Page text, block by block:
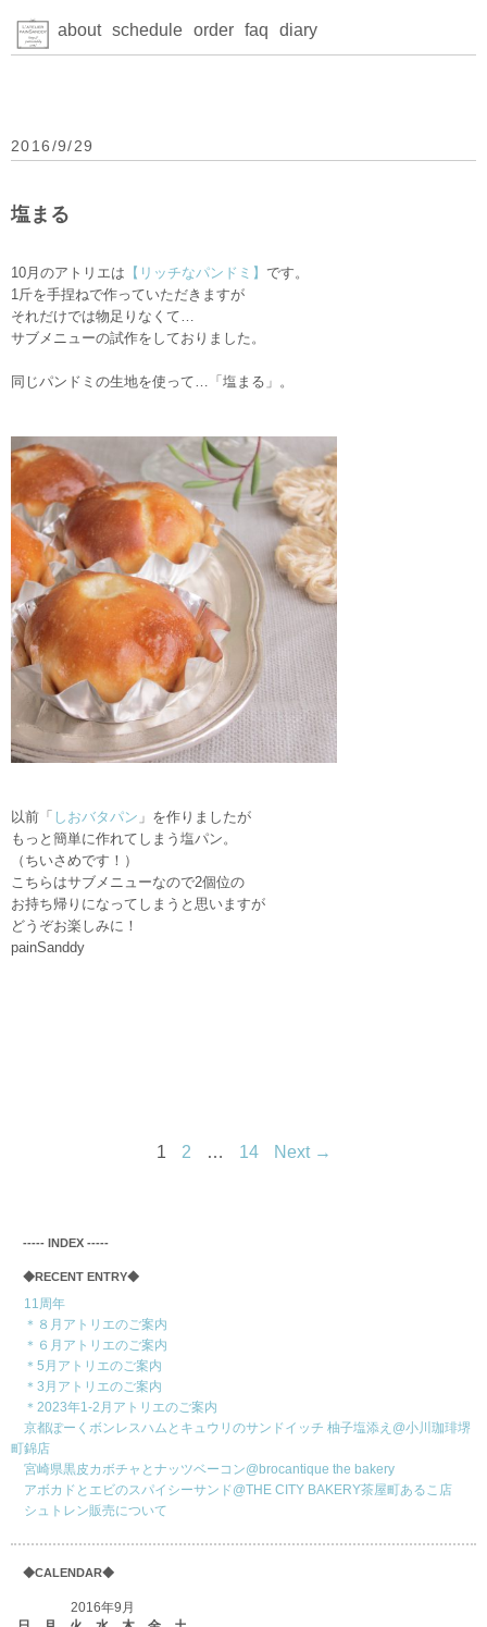
about schedule order faq diary
2016/9/29
塩まる
10月のアトリエは 【リッチなパンドミ】 です。
1斤を手捏ねで作っていただきますが
それだけでは物足りなくて…
サブメニューの試作をしておりました。
同じパンドミの生地を使って…「塩まる」。
以前「 しおバタパン 」を作りましたが
もっと簡単に作れてしまう塩パン。
（ちいさめです！）
こちらはサブメニューなので2個位の
お持ち帰りになってしまうと思いますが
どうぞお楽しみに！
painSanddy
1 2 … 14 Next →
‐‐‐‐‐ INDEX ‐‐‐‐‐
◆RECENT ENTRY◆
11周年
＊８月アトリエのご案内
＊６月アトリエのご案内
＊5月アトリエのご案内
＊3月アトリエのご案内
＊2023年1-2月アトリエのご案内
京都ぽーくボンレスハムとキュウリのサンドイッチ 柚子塩添え@小川珈琲堺
町錦店
宮崎県黒皮カボチャとナッツベーコン@brocantique the bakery
アボカドとエビのスパイシーサンド@THE CITY BAKERY茶屋町あるこ店
シュトレン販売について
◆CALENDAR◆
2016年9月